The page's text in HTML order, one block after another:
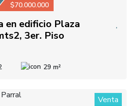
$70.000.000
en edificio Plaza
3er. Piso
29 m²
Venta